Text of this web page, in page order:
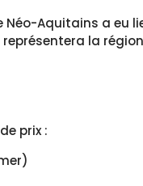
Néo-Aquitains a eu
représentera la
prix :